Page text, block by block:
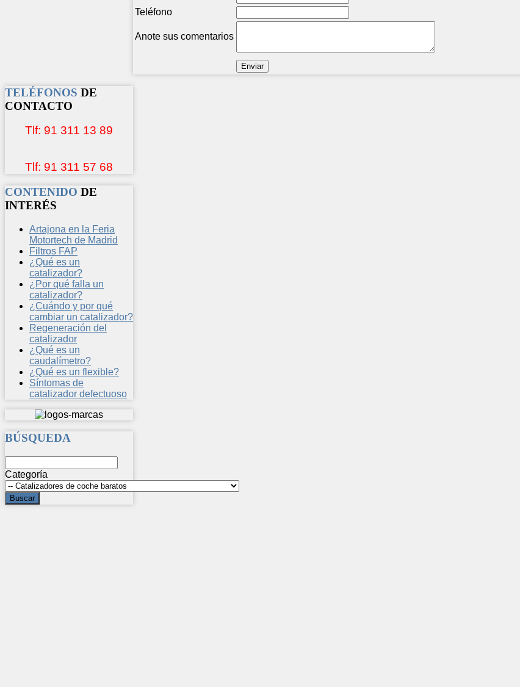
Teléfono
Anote sus comentarios
TELÉFONOS DE
CONTACTO
Tlf: 91 311 13 89
Tlf: 91 311 57 68
CONTENIDO DE
INTERÉS
Artajona en la Feria
Motortech de Madrid
Filtros FAP
¿Qué es un
catalizador?
¿Por qué falla un
catalizador?
¿Cuándo y por qué
cambiar un catalizador?
Regeneración del
catalizador
¿Qué es un
caudalímetro?
¿Qué es un flexible?
Síntomas de
catalizador defectuoso
BÚSQUEDA
Categoría